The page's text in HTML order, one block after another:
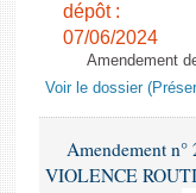
dépôt :
07/06/2024
Amendement
Voir le dossier
Amendement
VIOLENCE